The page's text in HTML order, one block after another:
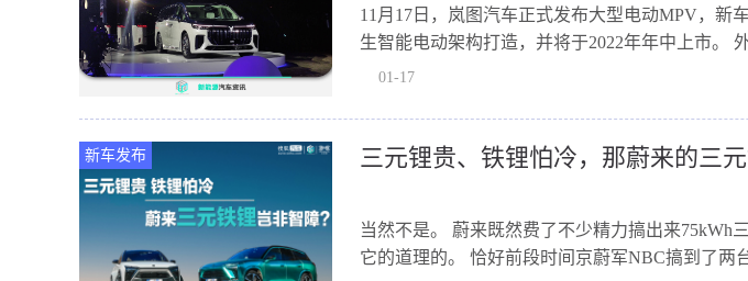
11月17日，岚图汽车正式发布大型电动MPV，新
生智能电动架构打造，并将于2022年年中上市。
FREE类似的家族...
01-17
新车发布 三元锂贵、铁锂怕冷，那蔚来的三
当然不是。 蔚来既然费了不少精力搞出来75kWh
它的道理的。 恰好前段时间京蔚军NBC搞到了两